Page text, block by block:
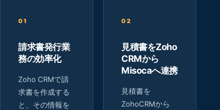
01
請求書発行業
務の効率化
Zoho CRMで請
求書を作成する
と、その情報を
02
見積書をZoho
CRMから
Misocaへ連携
見積書を
ZohoCRMから